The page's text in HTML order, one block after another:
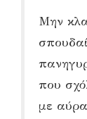
Μην
που
με